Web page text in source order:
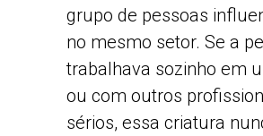
grupo de pessoas
no mesmo setor. Se a
trabalhava sozinho em
ou com outros
sérios, essa criatura